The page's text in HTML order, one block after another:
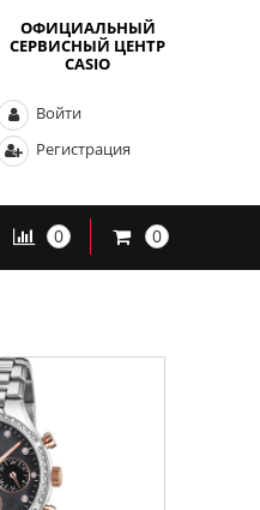
ОФИЦИАЛЬНЫЙ
СЕРВИСНЫЙ ЦЕНТР
CASIO
Войти
Регистрация
0 0